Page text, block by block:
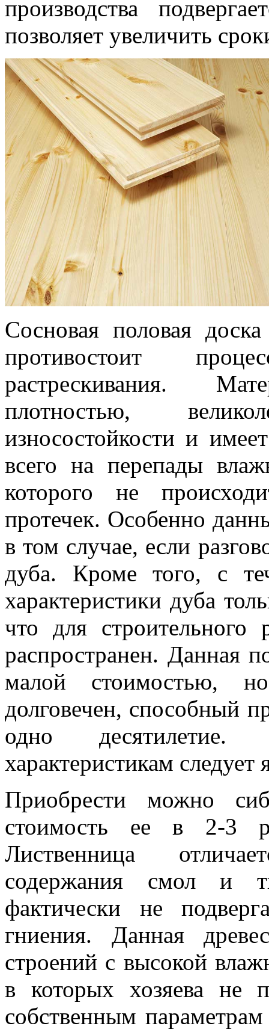
производства
позволяет увеличить
Сосновая половая
противостоит
растрескивания.
плотностью,
износостойкости и
всего на перепады
которого не
протечек. Особенно
в том случае, если
дуба. Кроме того, с
характеристики дуба
что для строительного
распространен. Данная
малой стоимостью,
долговечен, способный
одно
характеристикам следует
Приобрести можно
стоимость ее в 2-3
Лиственница
содержания смол и
фактически не
гниения. Данная
строений с высокой
в которых хозяева не
собственным